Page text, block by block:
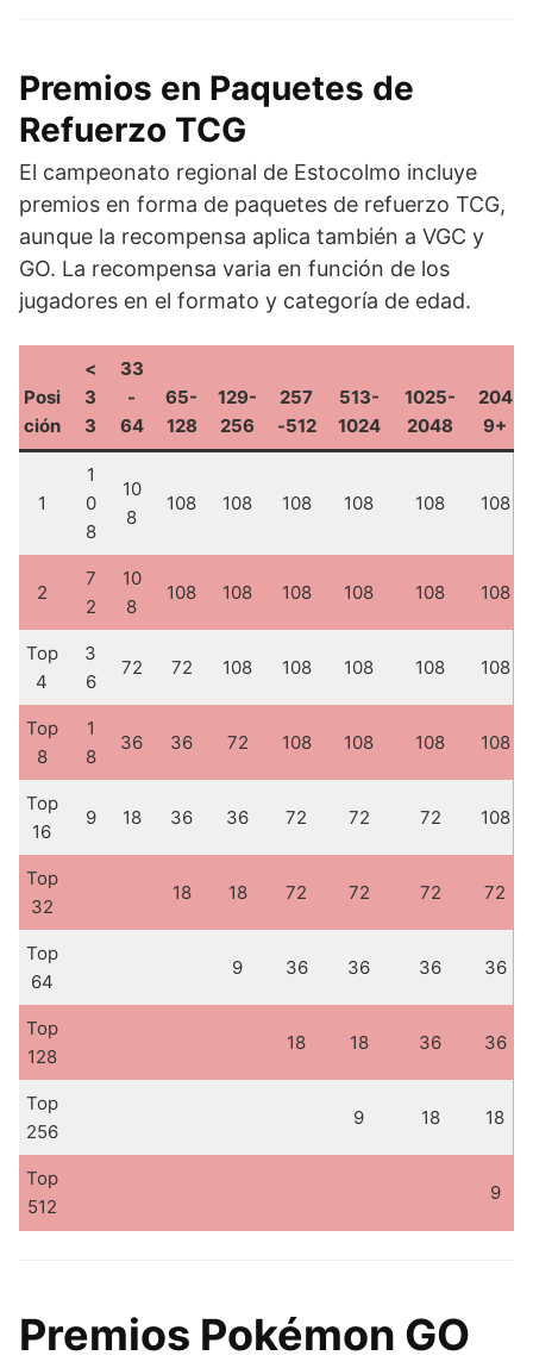
Premios en Paquetes de
Refuerzo TCG
El campeonato regional de Estocolmo incluye
premios en forma de paquetes de refuerzo TCG,
aunque la recompensa aplica también a VGC y
GO. La recompensa varia en función de los
jugadores en el formato y categoría de edad.
Posi
ción
<
3
3
33
-
64
65-
128
129-
256
257
-512
513-
1024
1025-
2048
204
9+
1
1
0
8
10
8
108 108 108 108 108 108
2
7
2
10
8
108 108 108 108 108 108
Top
4
3
6
72 72 108 108 108 108 108
Top
8
1
8
36 36 72 108 108 108 108
Top
16
9 18 36 36 72 72 72 108
Top
32
18 18 72 72 72 72
Top
64
9 36 36 36 36
Top
128
18 18 36 36
Top
256
9 18 18
Top
512
9
Premios Pokémon GO